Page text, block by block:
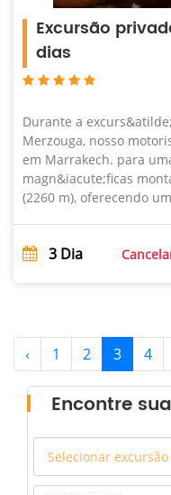
Excursão
dias
Durante a
Merzouga, nosso
em Marrakech. para
magn&iacute;ficas
(2260 m), oferecendo
3 Dia
‹ 1 2 3 4
Encontre
Selecionar excursão